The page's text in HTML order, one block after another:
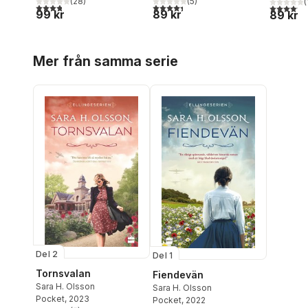
3,8utav 5 stjärnor. Totalt antal röster:
99 kr
4,4utav 5 stjärnor. Totalt antal röster:
89 kr
4,1utav 5
89 kr
Mer från samma serie
Del 2
Tornsvalan
Sara H. Olsson
Pocket, 2023
Del 1
Fiendevän
Sara H. Olsson
Pocket, 2022